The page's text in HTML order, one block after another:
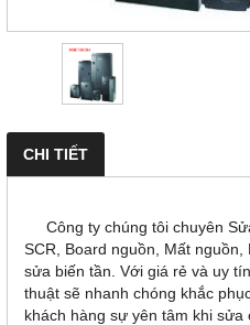
CHI TIẾT
Công ty chúng tôi chuyên
SCR, Board nguồn, Mất
sửa biến tần. Với giá rẻ và uy
thuật sẽ nhanh chóng khắc
khách hàng sự yên tâm khi sửa